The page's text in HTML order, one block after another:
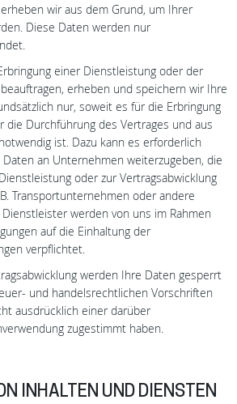
wir aus dem Grund, um Ihrer
Diese Daten werden nur
einer Dienstleistung oder der
erheben und speichern wir Ihre
nur, soweit es für die Erbringung
die Durchführung des Vertrages und aus
ist. Dazu kann es erforderlich
an Unternehmen weiterzugeben, die
oder zur Vertragsabwicklung
Transportunternehmen oder andere
werden von uns im Rahmen
auf die Einhaltung der
verpflichtet.
werden Ihre Daten gesperrt
und handelsrechtlichen Vorschriften
ausdrücklich einer darüber
zugestimmt haben.
INHALTEN UND DIENSTEN